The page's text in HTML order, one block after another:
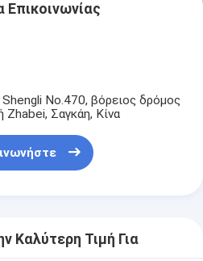
Επικοινωνίας
No.470, βόρειος δρόμος
Zhabei, Σαγκάη, Κίνα
Καλύτερη Τιμή Για